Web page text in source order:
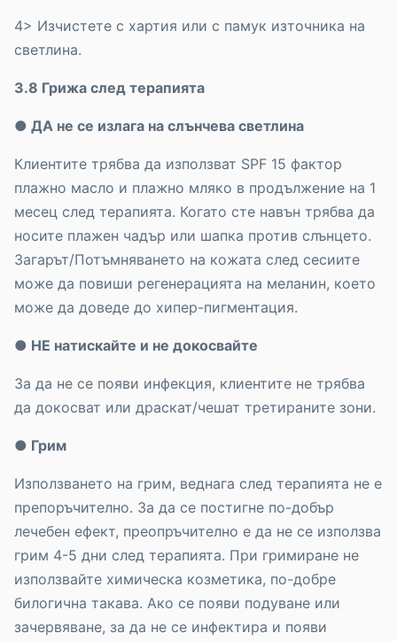
4> Изчистете с хартия или с памук източника на
светлина.
3.8 Грижа след терапията
● ДА не се излага на слънчева светлина
Клиентите трябва да използват SPF 15 фактор
плажно масло и плажно мляко в продължение на 1
месец след терапията. Когато сте навън трябва да
носите плажен чадър или шапка против слънцето.
Загарът/Потъмняването на кожата след сесиите
може да повиши регенерацията на меланин, което
може да доведе до хипер-пигментация.
● НЕ натискайте и не докосвайте
За да не се появи инфекция, клиентите не трябва
да докосват или драскат/чешат третираните зони.
● Грим
Използването на грим, веднага след терапията не е
препоръчително. За да се постигне по-добър
лечебен ефект, преопръчително е да не се използва
грим 4-5 дни след терапията. При гримиране не
използвайте химическа козметика, по-добре
билогична такава. Ако се появи подуване или
зачервяване, за да не се инфектира и появи